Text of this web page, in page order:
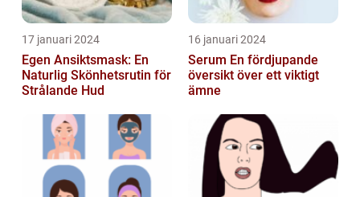
17 januari 2024
Egen Ansiktsmask: En
Naturlig Skönhetsrutin för
Strålande Hud
16 januari 2024
Serum En fördjupande
översikt över ett viktigt
ämne